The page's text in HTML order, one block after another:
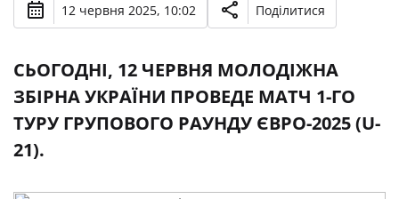
12 червня 2025, 10:02 Поділитися
СЬОГОДНІ, 12 ЧЕРВНЯ МОЛОДІЖНА
ЗБІРНА УКРАЇНИ ПРОВЕДЕ МАТЧ 1-ГО
ТУРУ ГРУПОВОГО РАУНДУ ЄВРО-2025 (U-
21).